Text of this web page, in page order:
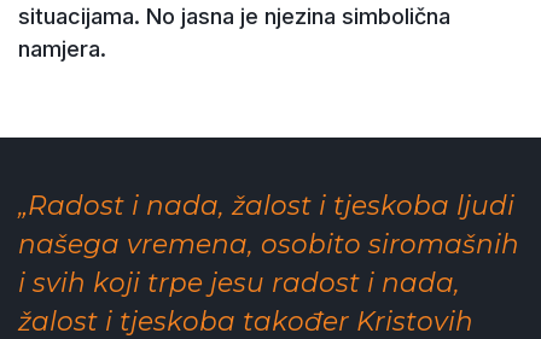
situacijama. No jasna je njezina simbolična
namjera.
„Radost i nada, žalost i tjeskoba ljudi
našega vremena, osobito siromašnih
i svih koji trpe jesu radost i nada,
žalost i tjeskoba također Kristovih